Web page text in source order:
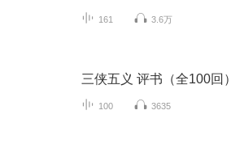
161 3.6万
三侠五义 评书（全100回）
100 3635